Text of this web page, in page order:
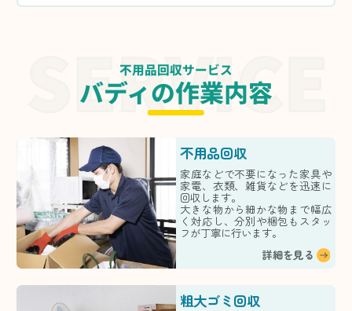
不用品回収サービス
バディの作業内容
不用品回収
家庭などで不要になった家具や
家電、衣類、雑貨などを迅速に
回収します。
大きな物から細かな物まで幅広
く対応し、分別や梱包もスタッ
フが丁寧に行います。
詳細を見る
粗大ゴミ回収